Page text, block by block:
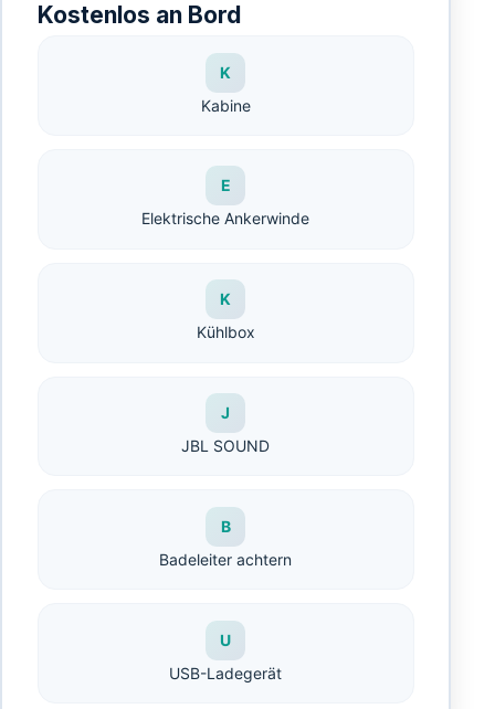
Kostenlos an Bord
K
Kabine
E
Elektrische Ankerwinde
K
Kühlbox
J
JBL SOUND
B
Badeleiter achtern
U
USB-Ladegerät